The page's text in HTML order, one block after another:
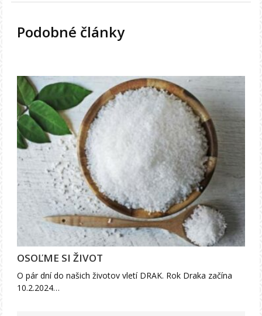
Podobné články
OSOĽME SI ŽIVOT
O pár dní do našich životov vletí DRAK. Rok Draka začína
10.2.2024…